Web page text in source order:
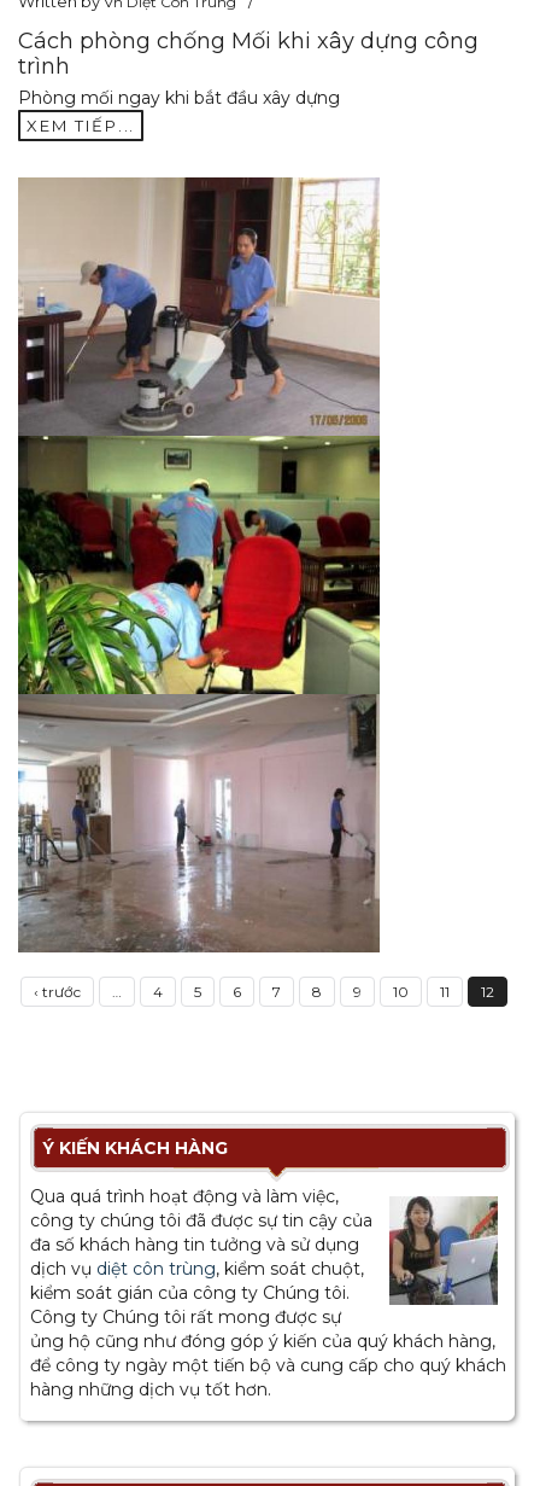
Cách phòng chống Mối khi xây dựng công
trình
Phòng mối ngay khi bắt đầu xây dựng
XEM TIẾP...
DỊCH VỤ GIẶT THẢM
CHI TIẾT XEM HÌNH
DỊCH VỤ GIẶT GHẾ
CHI TIẾT XEM HÌNH
CHI TIẾT XEM HÌNH
‹ trước … 4 5 6 7 8 9 10 11 12
Ý KIẾN KHÁCH HÀNG
Qua quá trình hoạt động và làm việc,
công ty chúng tôi đã được sự tin cậy của
đa số khách hàng tin tưởng và sử dụng
dịch vụ diệt côn trùng, kiểm soát chuột,
kiểm soát gián của công ty Chúng tôi.
Công ty Chúng tôi rất mong được sự
ủng hộ cũng như đóng góp ý kiến của quý khách hàng,
để công ty ngày một tiến bộ và cung cấp cho quý khách
hàng những dịch vụ tốt hơn.